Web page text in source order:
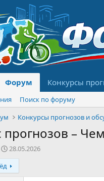
Форум Конкурсы
Поиск по форуму
прогнозов –
Д
а
т
а
28.05.2026